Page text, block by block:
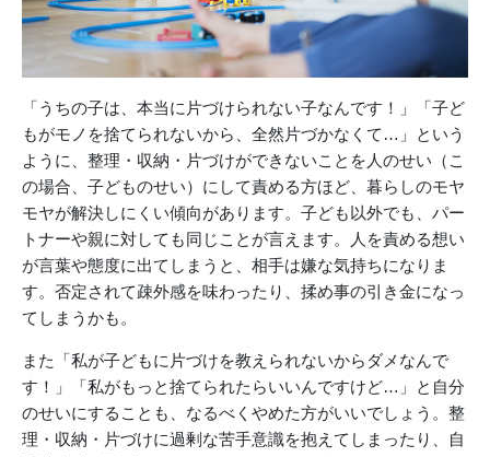
「うちの子は、本当に片づけられない子なんです！」「子ど
もがモノを捨てられないから、全然片づかなくて…」という
ように、整理・収納・片づけができないことを人のせい（こ
の場合、子どものせい）にして責める方ほど、暮らしのモヤ
モヤが解決しにくい傾向があります。子ども以外でも、パー
トナーや親に対しても同じことが言えます。人を責める想い
が言葉や態度に出てしまうと、相手は嫌な気持ちになりま
す。否定されて疎外感を味わったり、揉め事の引き金になっ
てしまうかも。
また「私が子どもに片づけを教えられないからダメなんで
す！」「私がもっと捨てられたらいいんですけど…」と自分
のせいにすることも、なるべくやめた方がいいでしょう。整
理・収納・片づけに過剰な苦手意識を抱えてしまったり、自